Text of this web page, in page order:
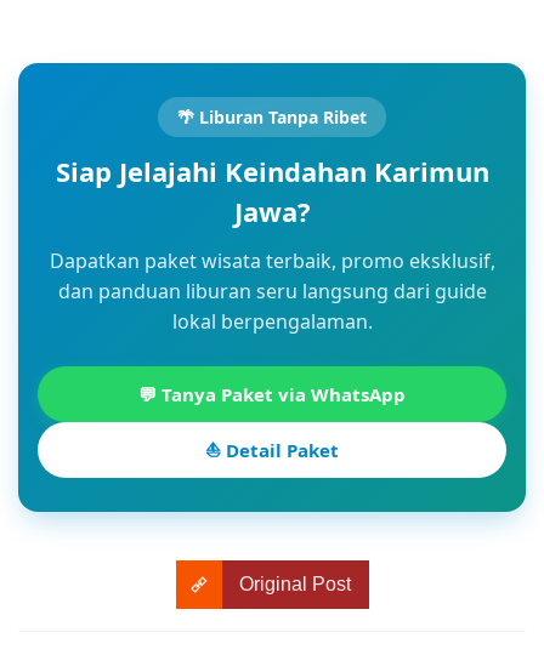
🌴 Liburan Tanpa Ribet
Siap Jelajahi Keindahan Karimun
Jawa?
Dapatkan paket wisata terbaik, promo eksklusif,
dan panduan liburan seru langsung dari guide
lokal berpengalaman.
💬 Tanya Paket via WhatsApp
⛵ Detail Paket
Original Post